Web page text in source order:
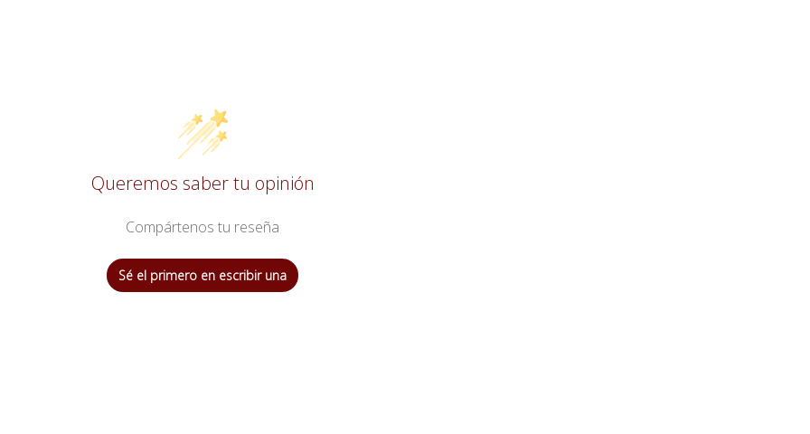
Queremos saber tu opinión
Compártenos tu reseña
Sé el primero en escribir una